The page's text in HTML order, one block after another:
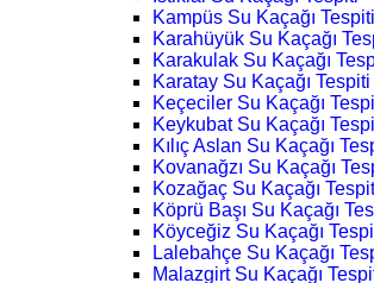
Kampüs Su Kaçağı Tespiti
Karahüyük Su Kaçağı
Karakulak Su Kaçağı
Karatay Su Kaçağı Tespiti
Keçeciler Su Kaçağı
Keykubat Su Kaçağı
Kılıç Aslan Su Kaçağı
Kovanağzı Su Kaçağı
Kozağaç Su Kaçağı
Köprü Başı Su Kaçağı
Köyceğiz Su Kaçağı
Lalebahçe Su Kaçağı
Malazgirt Su Kaçağı